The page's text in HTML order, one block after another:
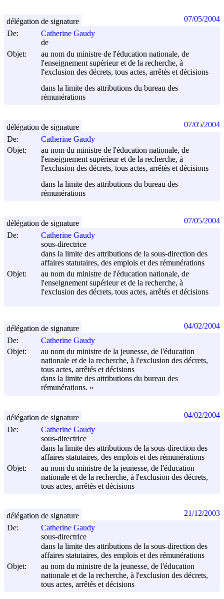
De:
Catherine Gaudy
de
Objet:
au nom du ministre de l'éducation nationale, de
l'enseignement supérieur et de la recherche, à
l'exclusion des décrets, tous actes, arrêtés et décisions
dans la limite des attributions du bureau des
rémunérations
délégation de signature 07/05/2004
De:
Catherine Gaudy
Objet:
au nom du ministre de l'éducation nationale, de
l'enseignement supérieur et de la recherche, à
l'exclusion des décrets, tous actes, arrêtés et décisions
dans la limite des attributions du bureau des
rémunérations
délégation de signature 07/05/2004
De:
Catherine Gaudy
sous-directrice
dans la limite des attributions de la sous-direction des
affaires statutaires, des emplois et des rémunérations
Objet:
au nom du ministre de l'éducation nationale, de
l'enseignement supérieur et de la recherche, à
l'exclusion des décrets, tous actes, arrêtés et décisions
délégation de signature 07/05/2004
De:
Catherine Gaudy
Objet:
au nom du ministre de la jeunesse, de l'éducation
nationale et de la recherche, à l'exclusion des décrets,
tous actes, arrêtés et décisions
dans la limite des attributions du bureau des
rémunérations. »
délégation de signature 04/02/2004
De:
Catherine Gaudy
sous-directrice
dans la limite des attributions de la sous-direction des
affaires statutaires, des emplois et des rémunérations
Objet:
au nom du ministre de la jeunesse, de l'éducation
nationale et de la recherche, à l'exclusion des décrets,
tous actes, arrêtés et décisions
délégation de signature 04/02/2004
De:
Catherine Gaudy
sous-directrice
dans la limite des attributions de la sous-direction des
affaires statutaires, des emplois et des rémunérations
Objet:
au nom du ministre de la jeunesse, de l'éducation
nationale et de la recherche, à l'exclusion des décrets,
tous actes, arrêtés et décisions
délégation de signature 21/12/2003